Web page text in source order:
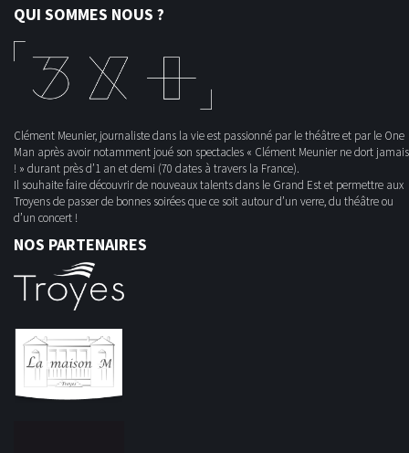
QUI SOMMES NOUS ?
Clément Meunier, journaliste dans la vie est passionné par le théâtre et par le One
Man après avoir notamment joué son spectacles « Clément Meunier ne dort jamais
! » durant près d’1 an et demi (70 dates à travers la France).
Il souhaite faire découvrir de nouveaux talents dans le Grand Est et permettre aux
Troyens de passer de bonnes soirées que ce soit autour d’un verre, du théâtre ou
d’un concert !
NOS PARTENAIRES